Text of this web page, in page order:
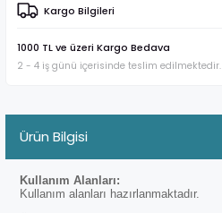
Kargo Bilgileri
1000 TL ve üzeri Kargo Bedava
2 - 4 iş günü içerisinde teslim edilmektedir.
Ürün Bilgisi
Kullanım Alanları:
Kullanım alanları hazırlanmaktadır.